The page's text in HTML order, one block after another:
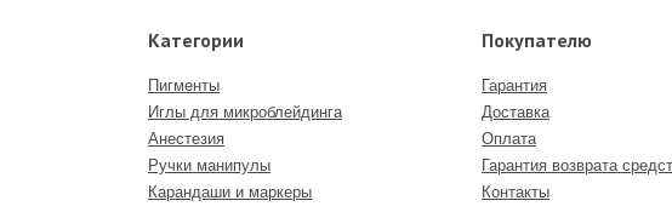
Категории
Пигменты
Иглы для микроблейдинга
Анестезия
Ручки манипулы
Карандаши и маркеры
Покупателю
Гарантия
Доставка
Оплата
Гарантия возврата
Контакты